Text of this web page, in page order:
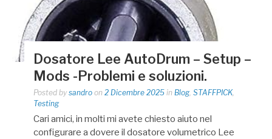
Dosatore Lee AutoDrum – Setup –
Mods -Problemi e soluzioni.
Posted by sandro on 2 Dicembre 2025 in Blog, STAFFPICK,
Testing
Cari amici, in molti mi avete chiesto aiuto nel
configurare a dovere il dosatore volumetrico Lee